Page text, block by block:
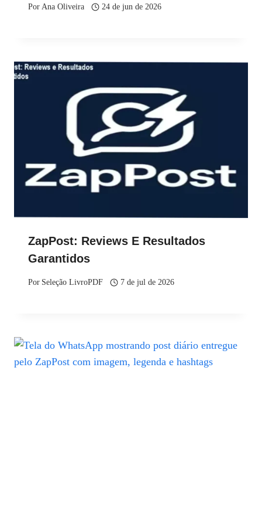
PorAna Oliveira 24 de jun de 2026
ZapPost: Reviews E Resultados
Garantidos
Por Seleção LivroPDF 7 de jul de 2026